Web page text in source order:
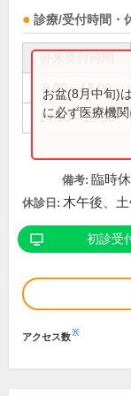
診療/受付時間・
9:00～13:00
14:00～18:00
お盆(8月中旬)
に必ず医療機
備考: 臨時
休診日: 木午後、
初診受
アクセス数※